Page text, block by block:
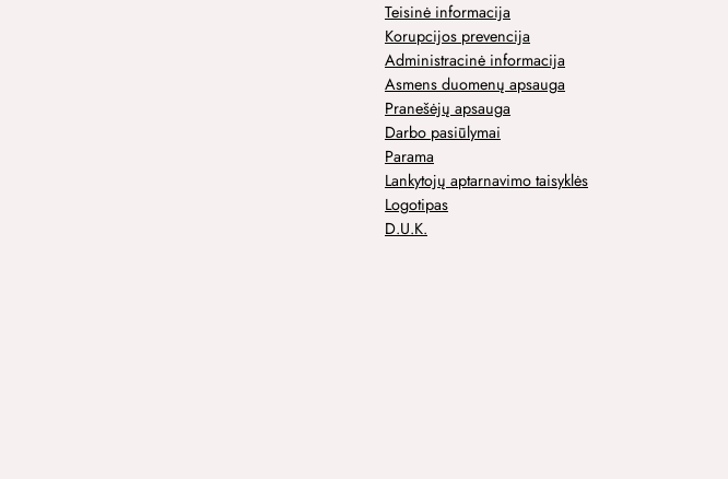
Teisinė informacija
Korupcijos prevencija
Administracinė informacija
Asmens duomenų apsauga
Pranešėjų apsauga
Darbo pasiūlymai
Parama
Lankytojų aptarnavimo taisyklės
Logotipas
D.U.K.